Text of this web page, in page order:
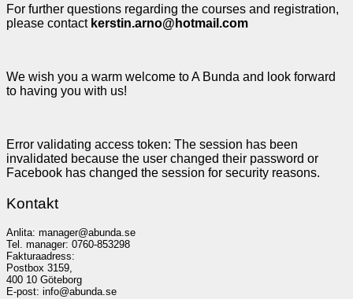
For further questions regarding the courses and registration,
please contact kerstin.arno@hotmail.com
We wish you a warm welcome to A Bunda and look forward
to having you with us!
Error validating access token: The session has been
invalidated because the user changed their password or
Facebook has changed the session for security reasons.
Kontakt
Anlita: manager@abunda.se
Tel. manager: 0760-853298
Fakturaadress:
Postbox 3159,
400 10 Göteborg
E-post: info@abunda.se